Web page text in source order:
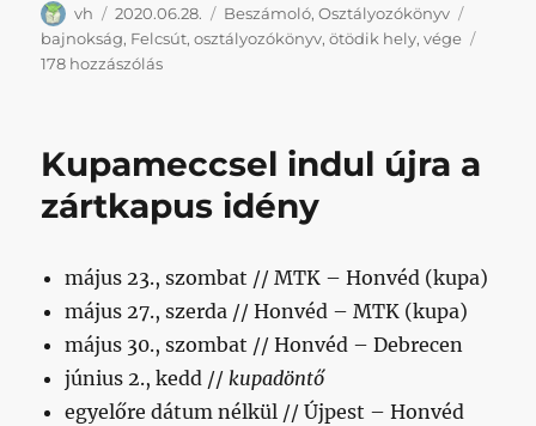
Szerző
vh Közzétéve
2020.06.28. Kategória
Beszámoló,Osztályozókönyv
bajnokság, Felcsút,osztályozókönyv,ötödik hely,vége
178 hozzászólásLefújták,
bejegyzéshez
Kupameccsel indul újra a
zártkapus idény
május 23., szombat // MTK – Honvéd (kupa)
május 27., szerda // Honvéd – MTK (kupa)
május 30., szombat // Honvéd – Debrecen
június 2., kedd //kupadöntő
egyelőre dátum nélkül // Újpest – Honvéd